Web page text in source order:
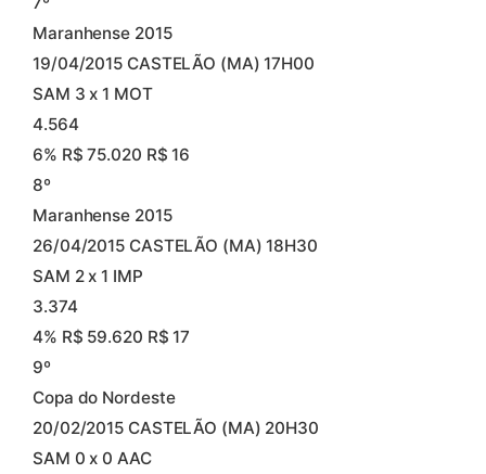
Maranhense 2015
19/04/2015 CASTELÃO (MA) 17H00
SAM 3 x 1 MOT
4.564
6% R$ 75.020 R$ 16
8º
Maranhense 2015
26/04/2015 CASTELÃO (MA) 18H30
SAM 2 x 1 IMP
3.374
4% R$ 59.620 R$ 17
9º
Copa do Nordeste
20/02/2015 CASTELÃO (MA) 20H30
SAM 0 x 0 AAC